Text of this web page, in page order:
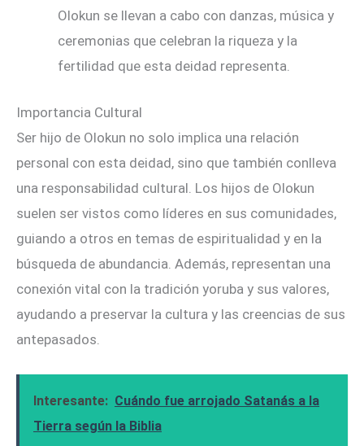
Olokun se llevan a cabo con danzas, música y
ceremonias que celebran la riqueza y la
fertilidad que esta deidad representa.
Importancia Cultural
Ser hijo de Olokun no solo implica una relación
personal con esta deidad, sino que también conlleva
una responsabilidad cultural. Los hijos de Olokun
suelen ser vistos como líderes en sus comunidades,
guiando a otros en temas de espiritualidad y en la
búsqueda de abundancia. Además, representan una
conexión vital con la tradición yoruba y sus valores,
ayudando a preservar la cultura y las creencias de sus
antepasados.
Interesante: Cuándo fue arrojado Satanás a la
Tierra según la Biblia